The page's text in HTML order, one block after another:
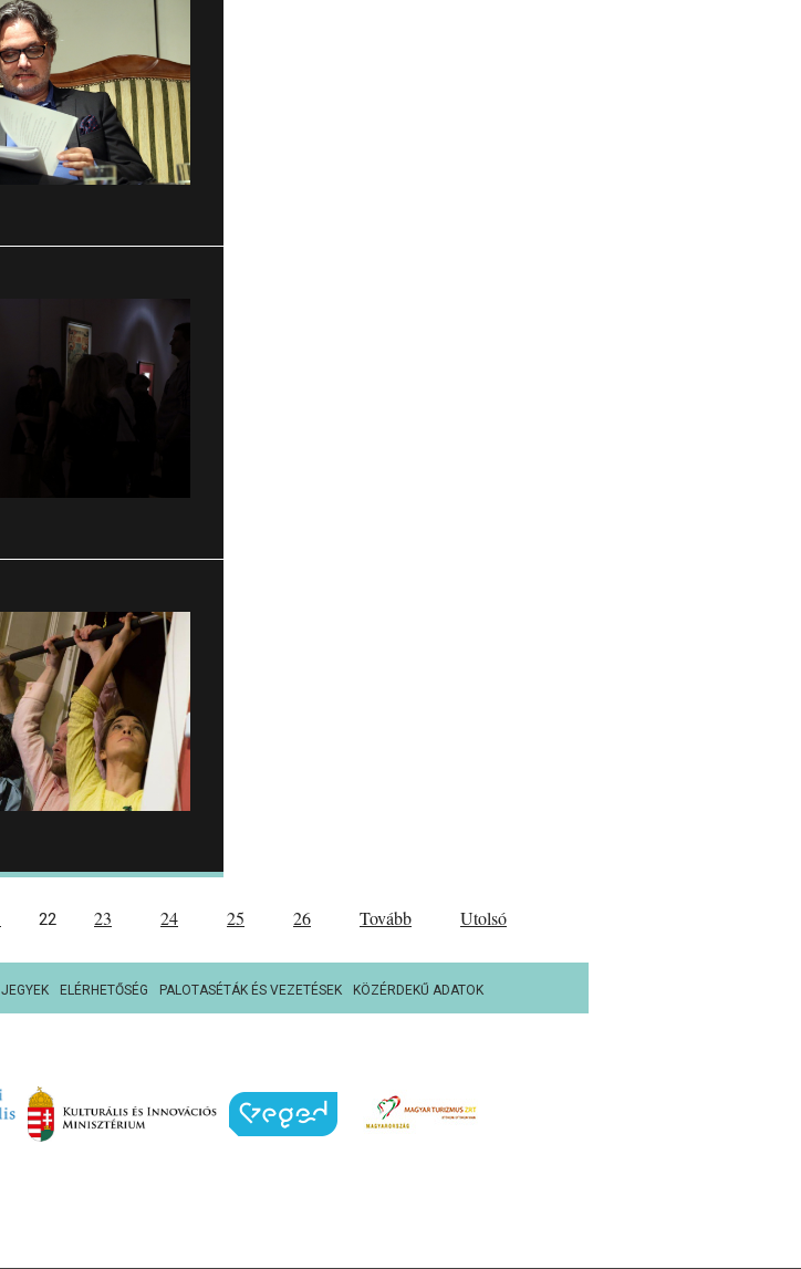
22 23 24 25 26 Tovább Utolsó
JEGYEK ELÉRHETŐSÉG PALOTASÉTÁK ÉS VEZETÉSEK KÖZÉRDEKŰ ADATOK